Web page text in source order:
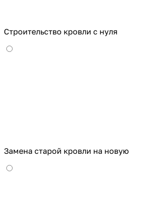
Строительство кровли с нуля
Замена старой кровли на новую